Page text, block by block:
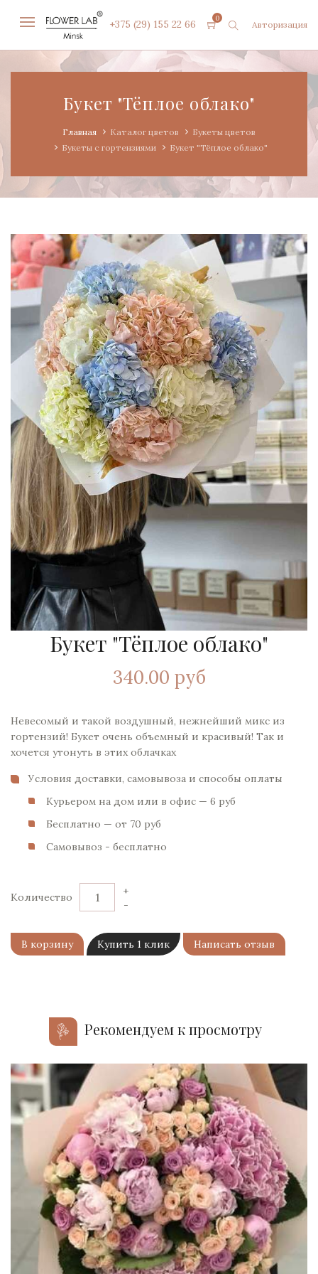
+375 (29) 155 22 66 0
Авторизация
Букет "Тёплое облако"
Главная Каталог цветов
Букеты цветов
Букеты с гортензиями
Букет "Тёплое облако"
Букет "Тёплое облако"
340.00 руб
Невесомый и такой воздушный, нежнейший микс из
гортензий! Букет очень объемный и красивый! Так и
хочется утонуть в этих облачках
Условия доставки, самовывоза и способы оплаты
Курьером на дом или в офис — 6 pуб
Бесплатно — от 70 pуб
Самовывоз - бесплатно
Количество
-
+
В корзину Купить 1 клик Написать отзыв
Рекомендуем к просмотру